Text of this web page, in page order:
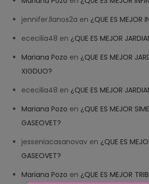
jennifer.llanos2a en ¿QUE ES MEJOR
ececilia48 en ¿QUE ES MEJOR
Mariana Pozo en ¿QUE ES MEJOR
XIGDUO?
ececilia48 en ¿QUE ES MEJOR
Mariana Pozo en ¿QUE ES MEJOR
GASEOVET?
jesseniacasanovav en ¿QUE ES
GASEOVET?
Mariana Pozo en ¿QUE ES MEJOR